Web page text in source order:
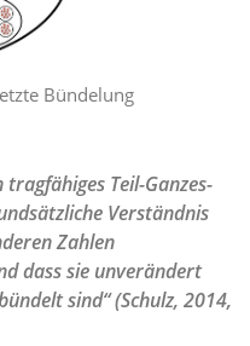
Bündelung
Teil-Ganzes-
Verständnis
Zahlen
dass sie unverändert
sind“ (Schulz, 2014,